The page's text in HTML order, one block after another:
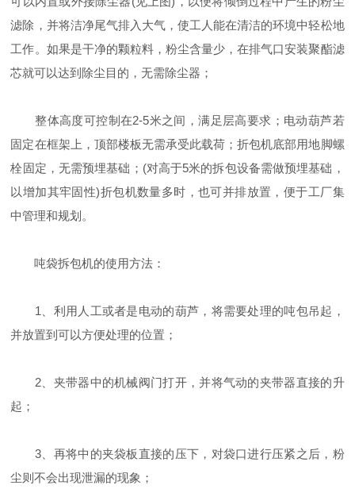
滤除，并将洁净尾气排入大气，使工人能在清洁的环境中轻松地
工作。如果是干净的颗粒料，粉尘含量少，在排气口安装聚酯滤
芯就可以达到除尘目的，无需除尘器；
整体高度可控制在2-5米之间，满足层高要求；电动葫芦若
固定在框架上，顶部楼板无需承受此载荷；折包机底部用地脚螺
栓固定，无需预埋基础；(对高于5米的拆包设备需做预埋基础，
以增加其牢固性)折包机数量多时，也可并排放置，便于工厂集
中管理和规划。
吨袋拆包机的使用方法：
1、利用人工或者是电动的葫芦，将需要处理的吨包吊起，
并放置到可以方便处理的位置；
2、夹带器中的机械阀门打开，并将气动的夹带器直接的升
起；
3、再将中的夹袋板直接的压下，对袋口进行压紧之后，粉
尘则不会出现泄漏的现象；